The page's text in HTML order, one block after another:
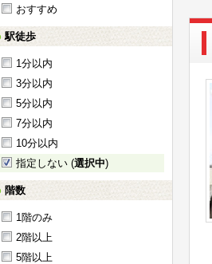
おすすめ
駅徒歩
1分以内
3分以内
5分以内
7分以内
10分以内
指定しない (選択中)
階数
1階のみ
2階以上
5階以上